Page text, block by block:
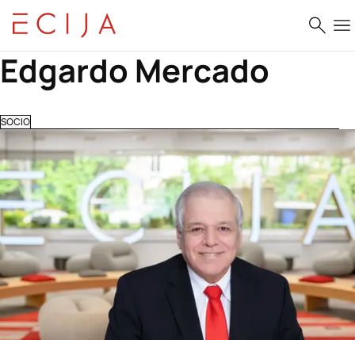
Saltar al contenido
Edgardo Mercado
SOCIO